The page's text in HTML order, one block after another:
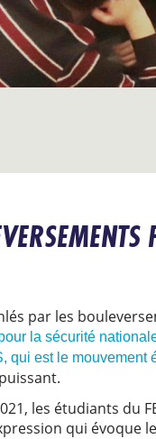
par les
la sécurité
qui est le mouvement
les étudiants du
qui